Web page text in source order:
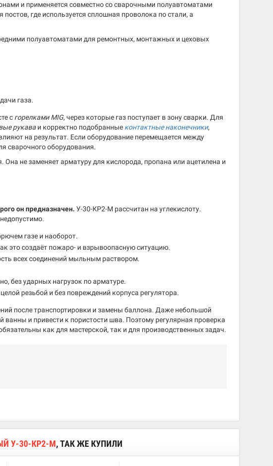
и применяется совместно со сварочными полуавтоматами
где используется сплошная проволока по стали, а
полуавтоматами для ремонтных, монтажных и цеховых
газа.
с горелками MIG, через которые газ поступает в зону сварки. Для
рукава и корректно подобранные контактные наконечники,
на результат. Если оборудование перемещается между
сварочного оборудования.
не заменяет арматуру для кислорода, пропана или ацетилена и
он предназначен. У-30-КР2-М рассчитан на углекислоту.
газе и наоборот.
это создаёт пожаро- и взрывоопасную ситуацию.
всех соединений мыльным раствором.
без ударных нагрузок по арматуре.
резьбой и без повреждений корпуса регулятора.
после транспортировки и замены баллона. Даже небольшой
ванны и привести к пористости шва. Поэтому регулярная проверка
как для мастерской, так и для производственных задач.
У-30-КР2-М, ТАК ЖЕ КУПИЛИ